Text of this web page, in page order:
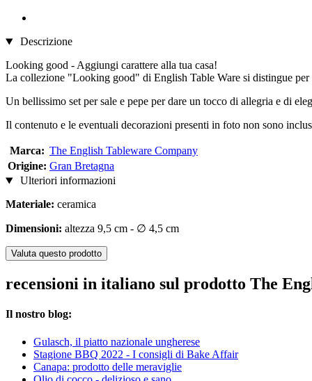
Descrizione
Looking good - Aggiungi carattere alla tua casa!
La collezione "Looking good" di English Table Ware si distingue
Un bellissimo set per sale e pepe per dare un tocco di allegria e di
Il contenuto e le eventuali decorazioni presenti in foto non sono
Marca: The English Tableware Company
Origine: Gran Bretagna
Ulteriori informazioni
Materiale: ceramica
Dimensioni: altezza 9,5 cm - ∅ 4,5 cm
Valuta questo prodotto
recensioni in italiano sul prodotto The
Il nostro blog:
Gulasch, il piatto nazionale ungherese
Stagione BBQ 2022 - I consigli di Bake Affair
Canapa: prodotto delle meraviglie